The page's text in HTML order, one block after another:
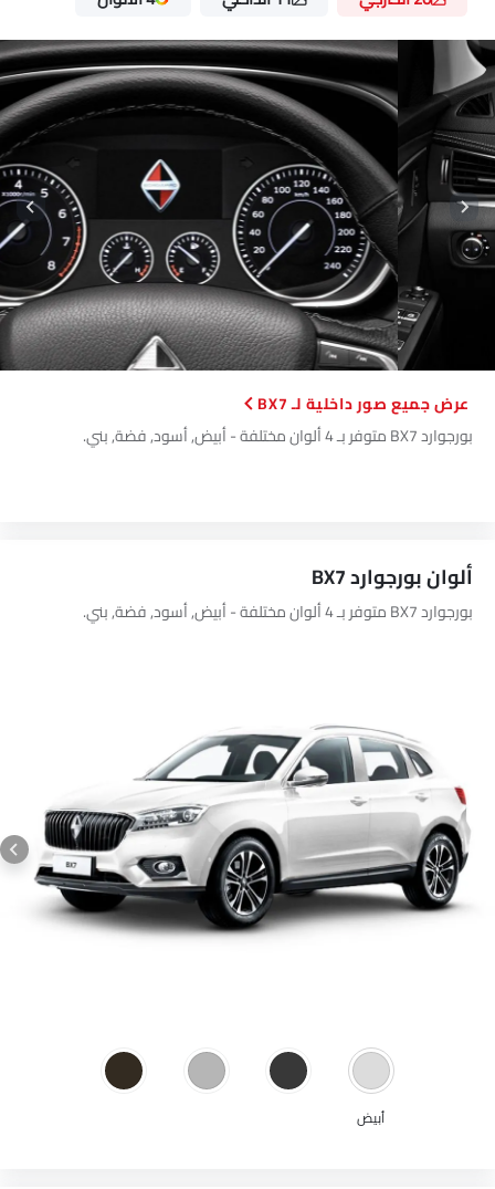
صور داخلية لـ BX7
بورجوارد BX7 متوفر بـ 4 ألوان مختلفة - أبيض, أسود, فضة, بني.
ألوان بورجوارد BX7
بورجوارد BX7 متوفر بـ 4 ألوان مختلفة - أبيض, أسود, فضة, بني.
أبيض